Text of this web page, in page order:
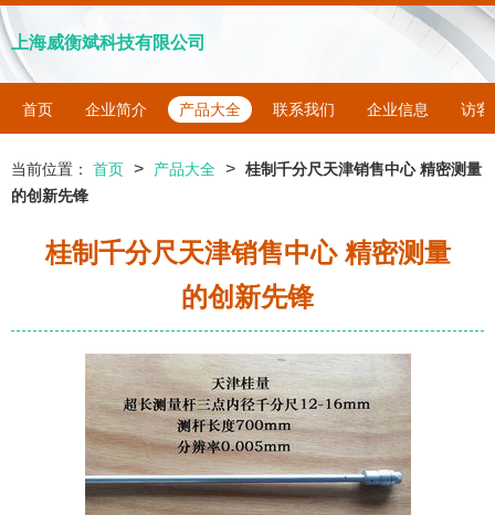
上海威衡斌科技有限公司
首页 企业简介 产品大全 联系我们 企业信息 访客
当前位置： 首页 > 产品大全 > 桂制千分尺天津销售中心 精密测量
的创新先锋
桂制千分尺天津销售中心 精密测量
的创新先锋